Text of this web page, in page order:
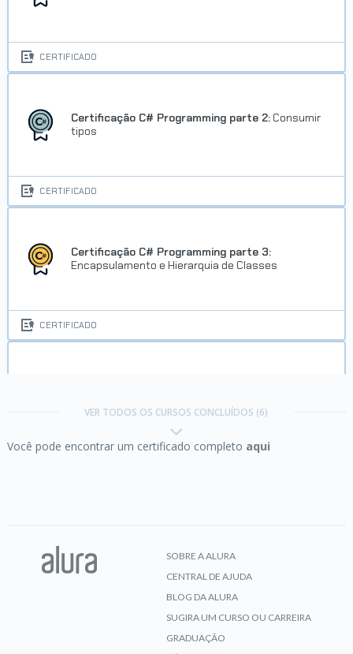
CERTIFICADO
Certificação C# Programming parte 2: Consumir
tipos
CERTIFICADO
Certificação C# Programming parte 3:
Encapsulamento e Hierarquia de Classes
CERTIFICADO
VER TODOS OS CURSOS CONCLUÍDOS (6)
Você pode encontrar um certificado completo aqui
SOBRE A ALURA
CENTRAL DE AJUDA
BLOG DA ALURA
SUGIRA UM CURSO OU CARREIRA
GRADUAÇÃO